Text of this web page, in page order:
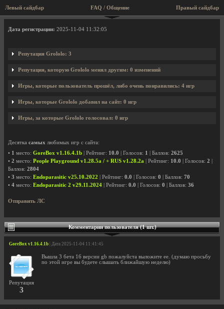
Левый сайдбар Правый сайдбар
FAQ / Общение
Профиль пользователя Grololo
Дата регистрации: 2025-11-04 11:32:05
Репутация Grololo: 3
Репутация, которую Grololo менял другим: 0 изменений
Игры, которые пользователь прошёл, либо очень понравились: 4 игр
Игры, которые Grololo добавил на сайт: 0 игр
Игры, за которые Grololo голосовал: 0 игр
Десятка самых любимых игр с сайта:
• 1 место: GoreBox v1.16.4.1b | Рейтинг: 10.0 | Голосов: 1 | Баллов: 2625
• 2 место: People Playground v1.28.5a / + RUS v1.28.2a | Рейтинг: 10.0 | Голосов: 2
Баллов: 2804
• 3 место: Endoparasitic v25.10.2022 | Рейтинг: 0.0 | Голосов: 0 | Баллов: 70
• 4 место: Endoparasitic 2 v29.11.2024 | Рейтинг: 0.0 | Голосов: 0 | Баллов: 36
Отправить ЛС
Комментарии пользователя (1 шт.)
GoreBox v1.16.4.1b | Дата 2025-11-04 11:41:45
Репутация
3
Вышла 3 бета 16 версии gb пожалуйста выложите ее. (думаю просьбу
по этой игре вы будете слышать ближайшую неделю)